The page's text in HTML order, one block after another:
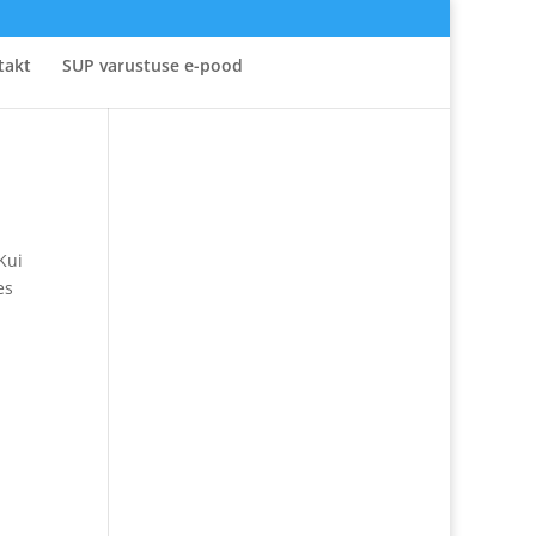
SUP varustuse e-pood